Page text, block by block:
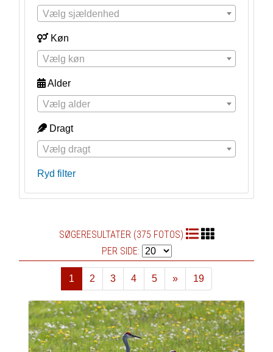
Vælg sjældenhed
Køn
Vælg køn
Alder
Vælg alder
Dragt
Vælg dragt
Ryd filter
SØGERESULTATER (375 FOTOS)
PER SIDE:
1 2 3 4 5
»
Næste
19